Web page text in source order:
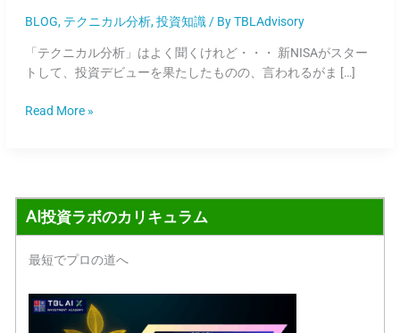
BLOG, テクニカル分析,投資知識/ ByTBLAdvisory
「テクニカル分析」はよく聞くけれど・・・ 新NISAがスター
トして、投資デビューを果たしたものの、言われるがま […]
掘
り
下
て
Read More »
AI投資ラボのカリキュラム
最短でプロの道へ